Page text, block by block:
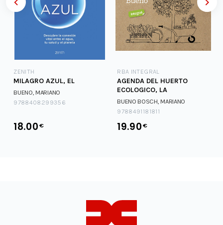
ZENITH
MILAGRO AZUL, EL
BUENO, MARIANO
9788408299356
18.00€
RBA INTEGRAL
AGENDA DEL HUERTO
ECOLOGICO, LA
BUENO BOSCH, MARIANO
9788491181811
19.90€